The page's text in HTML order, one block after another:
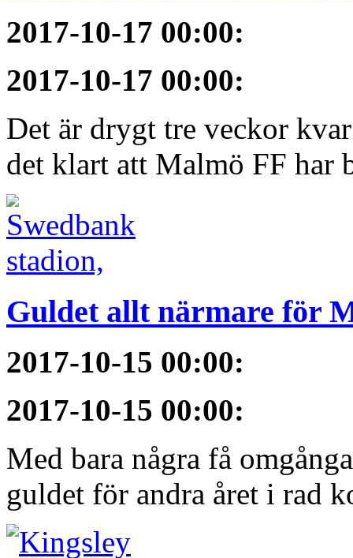
2017-10-17 00:00:
2017-10-17 00:00:
Det är drygt tre veckor
det klart att Malmö FF har
Guldet allt närmare för
2017-10-15 00:00:
2017-10-15 00:00:
Med bara några få
guldet för andra året i rad